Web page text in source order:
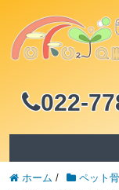
022-
ホーム / ペット